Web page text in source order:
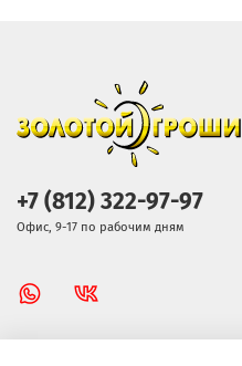
+7 (812) 322-97-97
Офис, 9-17 по рабочим дням